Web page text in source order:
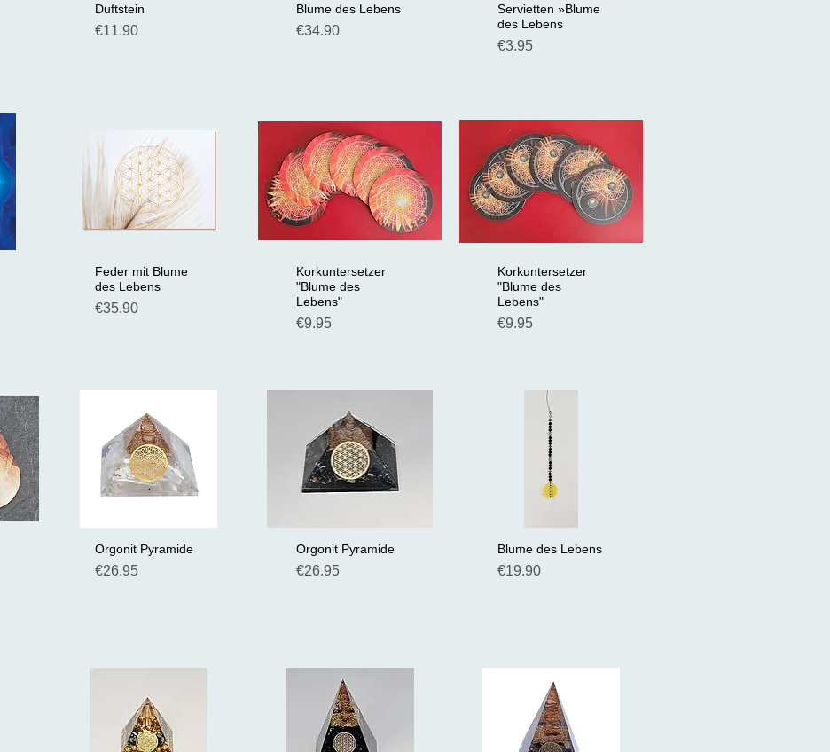
Schnellansicht
Duftstein
Preis
€11.90
Schnellansicht
Blume des Lebens
Preis
€34.90
Schnellansicht
Servietten »Blume
des Lebens
Preis
€3.95
Schnellansicht
Feder mit Blume
des Lebens
Preis
€35.90
Schnellansicht
Korkuntersetzer
"Blume des
Lebens"
Preis
€9.95
Schnellansicht
Korkuntersetzer
"Blume des
Lebens"
Preis
€9.95
Schnellansicht
Orgonit Pyramide
Preis
€26.95
Schnellansicht
Orgonit Pyramide
Preis
€26.95
Schnellansicht
Blume des Lebens
Preis
€19.90